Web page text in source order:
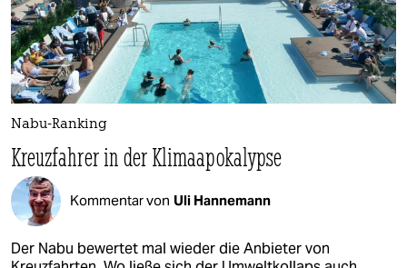
Nabu-Ranking
Kreuzfahrer in der Klimaapokalypse
Kommentar von Uli Hannemann
Der Nabu bewertet mal wieder die Anbieter von